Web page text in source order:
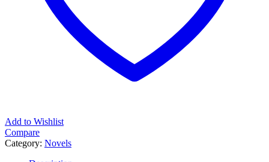
Add to Wishlist
Compare
Category: Novels